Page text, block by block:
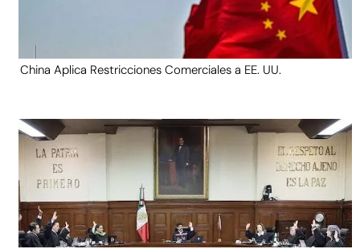
China Aplica Restricciones Comerciales a EE. UU.